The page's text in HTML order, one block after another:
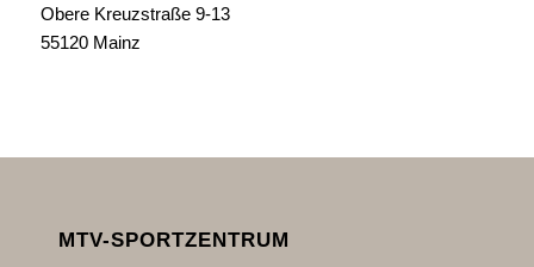
Obere Kreuzstraße 9-13
55120 Mainz
MTV-SPORTZENTRUM